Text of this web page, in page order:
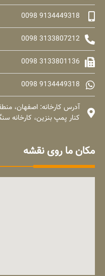
9134449318 0098
3133807212 0098
3133801136 0098
9134449318 0098
کنار پمپ بنزین، کارخانه
مکان ما روی نقشه